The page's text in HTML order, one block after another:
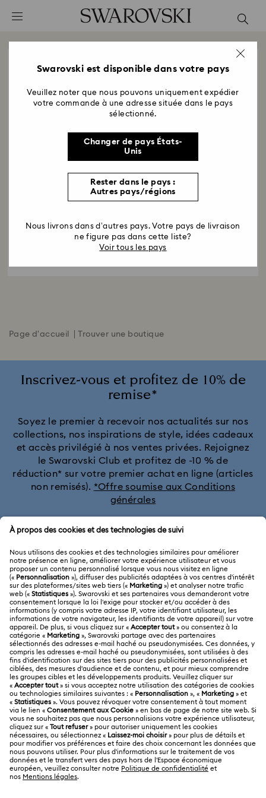
Accesskeys list
2 - Footer
Trouvez une boutique Swarovski proche
Pays/Région
Page d'accueil Trouver une boutique
Inscrivez-vous et profitez de 10% de
remise*
Soyez le premier à recevoir nos actualités sur nos
collections, nos inspirations de style, idées cadeaux
et accès privilégié à nos ventes privées. Rejoignez
le Swarovski Club et profitez de -10 % de
réduction* sur votre premier achat en ligne (articles
non remisés). *Offre soumise aux Conditions
générales
Rejoignez le club
SERVICE CLIENTÈLE
Aperçu du service clientèle
Solde de la carte cadeau
Statut de réparation
Contactez-Nous
Calculer votre taille
Rechercher une boutique
A PROPOS
À propos de Swarovski
Emploi & Carrières
Alumni Community
Pour les professionnels
MENTIONS LÉGALES
Conditions D’Utilisation
Conditions Générales
Politique De Confidentialité
Autres pays/régions
English
Deutsch Español Français
Swarovski est disponible dans votre pays
Veuillez noter que nous pouvons uniquement expédier
votre commande à une adresse située dans le pays
sélectionné.
Changer de pays États-
Unis
Rester dans le pays :
Autres pays/régions
Nous livrons dans d’autres pays. Votre pays de livraison
ne figure pas dans cette liste?
Voir tous les pays